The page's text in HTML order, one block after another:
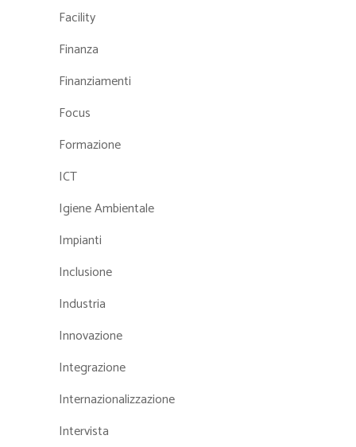
Facility
Finanza
Finanziamenti
Focus
Formazione
ICT
Igiene Ambientale
Impianti
Inclusione
Industria
Innovazione
Integrazione
Internazionalizzazione
Intervista